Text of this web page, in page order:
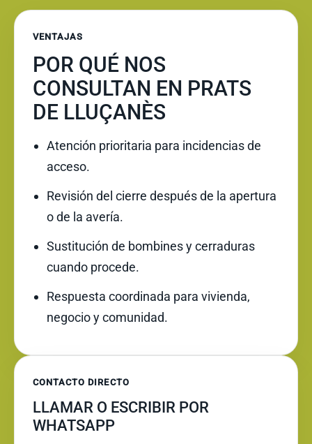
VENTAJAS
POR QUÉ NOS
CONSULTAN EN PRATS
DE LLUÇANÈS
Atención prioritaria para incidencias de
acceso.
Revisión del cierre después de la apertura
o de la avería.
Sustitución de bombines y cerraduras
cuando procede.
Respuesta coordinada para vivienda,
negocio y comunidad.
CONTACTO DIRECTO
LLAMAR O ESCRIBIR POR
WHATSAPP